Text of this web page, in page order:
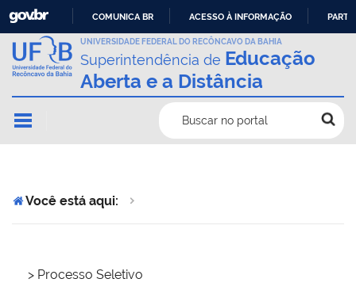
IR
PARA
O
CONTEÚDO
COMUNICA BR ACESSO À INFORMAÇÃO
UNIVERSIDADE FEDERAL DO RECÔNCAVO DA BAHIA
Superintendência de Educação
Aberta e a Distância
Buscar no portal
Você está aqui:
> Processo Seletivo